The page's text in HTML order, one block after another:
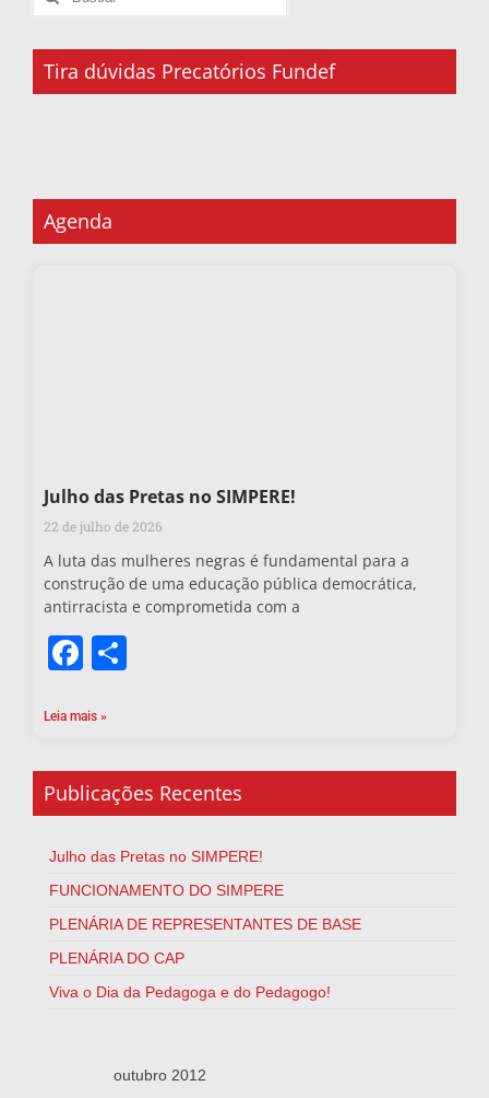
Tira dúvidas Precatórios Fundef
Agenda
Julho das Pretas no SIMPERE!
22 de julho de 2026
A luta das mulheres negras é fundamental para a
construção de uma educação pública democrática,
antirracista e comprometida com a
Facebook
Leia mais »
Publicações Recentes
Julho das Pretas no SIMPERE!
FUNCIONAMENTO DO SIMPERE
PLENÁRIA DE REPRESENTANTES DE BASE
PLENÁRIA DO CAP
Viva o Dia da Pedagoga e do Pedagogo!
outubro 2012